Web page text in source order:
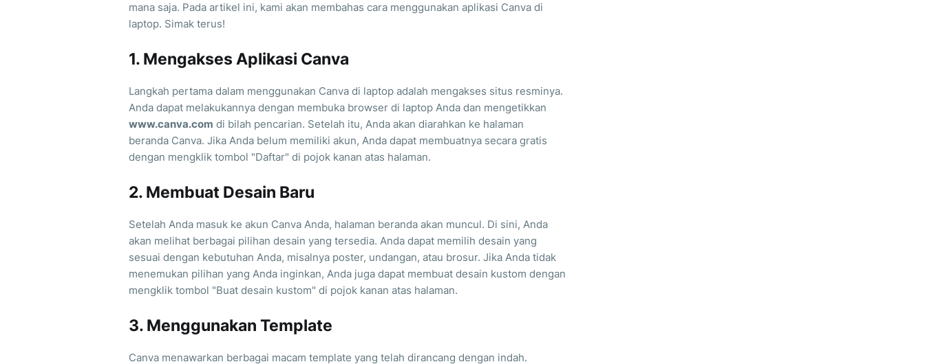
mana saja. Pada artikel ini, kami akan membahas cara menggunakan aplikasi Canva di
laptop. Simak terus!
1. Mengakses Aplikasi Canva
Langkah pertama dalam menggunakan Canva di laptop adalah mengakses situs resminya.
Anda dapat melakukannya dengan membuka browser di laptop Anda dan mengetikkan
www.canva.com di bilah pencarian. Setelah itu, Anda akan diarahkan ke halaman
beranda Canva. Jika Anda belum memiliki akun, Anda dapat membuatnya secara gratis
dengan mengklik tombol "Daftar" di pojok kanan atas halaman.
2. Membuat Desain Baru
Setelah Anda masuk ke akun Canva Anda, halaman beranda akan muncul. Di sini, Anda
akan melihat berbagai pilihan desain yang tersedia. Anda dapat memilih desain yang
sesuai dengan kebutuhan Anda, misalnya poster, undangan, atau brosur. Jika Anda tidak
menemukan pilihan yang Anda inginkan, Anda juga dapat membuat desain kustom dengan
mengklik tombol "Buat desain kustom" di pojok kanan atas halaman.
3. Menggunakan Template
Canva menawarkan berbagai macam template yang telah dirancang dengan indah.